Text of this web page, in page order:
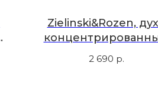
Zielinski&Rozen,
табак, кедр, перец,
2 690 р.